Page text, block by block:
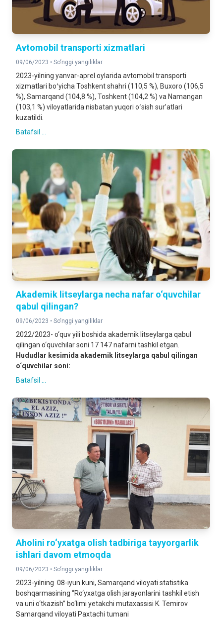
Avtomobil transporti xizmatlari
09/06/2023 • So‘nggi yangiliklar
2023-yilning yanvar-aprel oylarida avtomobil transporti
xizmatlari boʻyicha Toshkent shahri (110,5 %), Buxoro (106,5
%), Samarqand (104,8 %), Toshkent (104,2 %) va Namangan
(103,1 %) viloyatlarida nisbatan yuqori oʻsish surʼatlari
kuzatildi.
Batafsil ...
Akademik litseylarga necha nafar o‘quvchilar
qabul qilingan?
09/06/2023 • So‘nggi yangiliklar
2022/2023- o‘quv yili boshida akademik litseylarga qabul
qilingan o‘quvchilar soni 17 147 nafarni tashkil etgan.
Hududlar kesimida akademik litseylarga qabul qilingan
o‘quvchilar soni:
Batafsil ...
Aholini ro‘yxatga olish tadbiriga tayyorgarlik
ishlari davom etmoqda
09/06/2023 • So‘nggi yangiliklar
2023-yilning 08-iyun kuni, Samarqand viloyati statistika
boshqarmasining “Ro‘yxatga olish jarayonlarini tashkil etish
va uni o‘tkazish” bo‘limi yetakchi mutaxassisi K. Temirov
Samarqand viloyati Paxtachi tumani